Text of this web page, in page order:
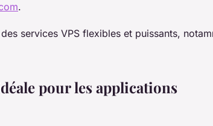
.
services VPS flexibles et puissants,
pour les applications